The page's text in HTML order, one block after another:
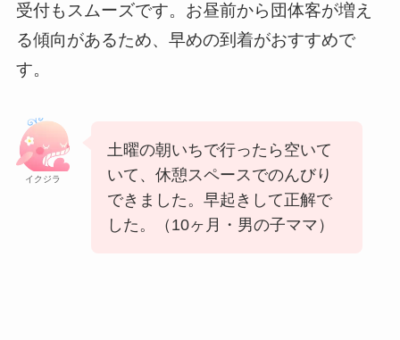
受付もスムーズです。お昼前から団体客が増え
る傾向があるため、早めの到着がおすすめで
す。
イクジラ
土曜の朝いちで行ったら空いて
いて、休憩スペースでのんびり
できました。早起きして正解で
した。（10ヶ月・男の子ママ）